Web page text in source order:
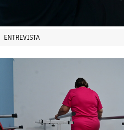
ENTREVISTA